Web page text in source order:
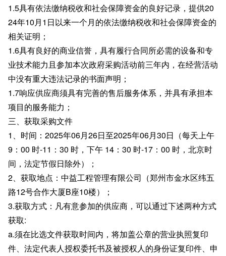
1.5具有依法缴纳税收和社会保障资金的良好记录，提供20
24年10月1日以来一个月的依法缴纳税收和社会保障资金的
相关证明；
1.6具有良好的商业信誉，具有履行合同所必需的设备和专
业技术能力且参加本次政府采购活动前三年内，在经营活动
中没有重大违法记录的书面声明；
1.7响应供应商须具有完善的售后服务体系，并具有承担本
项目的服务能力；
三、获取采购文件
1、时间：2025年06月26日至2025年06月30日（每天上午
9：00 时-11：30 时，下午 14：30 时-17：00 时，北京时
间，法定节假日除外）；
2、获取地点：中益工程管理有限公司（郑州市金水区纬五
路12号合作大厦B座10楼）；
3.获取方式：凡有意参加的供应商，可以通过下述两种方式
获取:
a.须在比选文件获取时间内，将加盖公章的营业执照复印
件、法定代表人授权委托书及被授权人的身份证复印件、申